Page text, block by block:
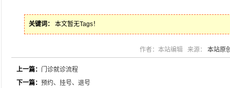
关键词： 本文暂无Tags！
作者：本站编辑 来源： 本站原
上一篇： 门诊就诊流程
下一篇：预约、挂号、退号